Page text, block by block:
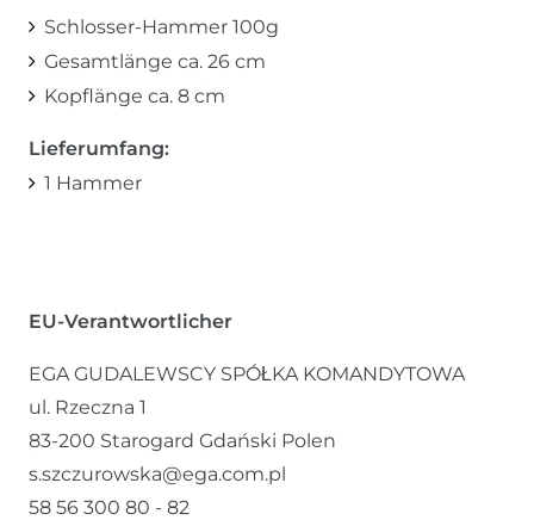
Schlosser-Hammer 100g
Gesamtlänge ca. 26 cm
Kopflänge ca. 8 cm
Lieferumfang:
1 Hammer
EU-Verantwortlicher
EGA GUDALEWSCY SPÓŁKA KOMANDYTOWA
ul. Rzeczna 1
83-200 Starogard Gdański Polen
s.szczurowska@ega.com.pl
58 56 300 80 - 82